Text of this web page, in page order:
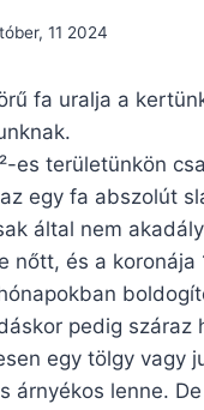
11 2024
fa uralja a
es területünkön
egy fa abszolút
által nem
nőtt, és a koronája
pedig száraz
egy tölgy vagy
árnyékos lenne.